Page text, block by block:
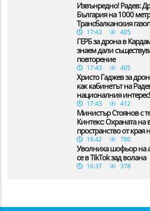
Извънредно! Радев:
България на 1000
Трансбалканския
17:43 405
ГЕРБ за дрона в
знаем дали
повторение
17:43 405
Христо Гаджев за
как кабинетът на
националния интерес!
17:43 412
Министър Стоянов с
Кинтекс: Охраната на
пространство от края
16:42 780
Уволниха шофьор на
се в TikTok зад волана
16:37 378